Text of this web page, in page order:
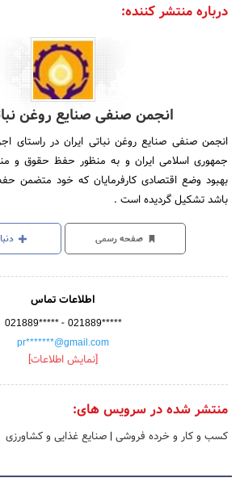
درباره منتشر کننده:
انجمن صنفی صنایع روغن
جمهوری اسلامی ایران و به منظور حفظ حقوق و
بهبود وضع اقتصادی کارفرمایان که خود متضمن
باشد تشکیل گردیده است .
صفحه رسمی
اطلاعات تماس
021889***** - 021889*****
pr*******@gmail.com
[نمایش اطلاعات]
منتشر شده در سرویس های:
کسب و کار و خرده فروشی | صنایع غذایی و کشاورزی